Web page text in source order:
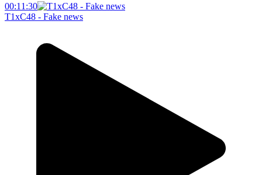
00:11:30
T1xC48 - Fake news